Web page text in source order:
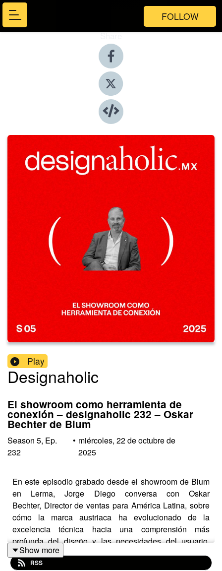
FOLLOW
Share
Play
Designaholic
El showroom como herramienta de
conexión – designaholic 232 – Oskar
Bechter de Blum
Season 5, Ep.
232
• miércoles, 22 de octubre de
2025
En este episodio grabado desde el showroom de Blum
en Lerma, Jorge Diego conversa con Oskar
Bechter, Director de ventas para América Latina, sobre
cómo la marca austriaca ha evolucionado de la
excelencia técnica hacia una comprensión más
profunda del diseño y las necesidades del usuario.
Desde la apertura de su nuevo showroom, reflexionan
sobre la importancia de acercar la tecnología al
Show more
RSS